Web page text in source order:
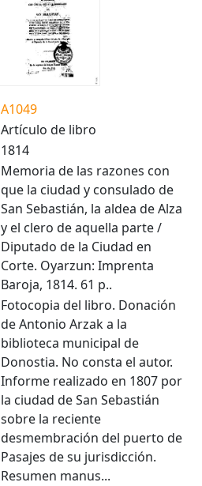
A1049
Artículo de libro
1814
Memoria de las razones con
que la ciudad y consulado de
San Sebastián, la aldea de Alza
y el clero de aquella parte /
Diputado de la Ciudad en
Corte. Oyarzun: Imprenta
Baroja, 1814. 61 p..
Fotocopia del libro. Donación
de Antonio Arzak a la
biblioteca municipal de
Donostia. No consta el autor.
Informe realizado en 1807 por
la ciudad de San Sebastián
sobre la reciente
desmembración del puerto de
Pasajes de su jurisdicción.
Resumen manus...